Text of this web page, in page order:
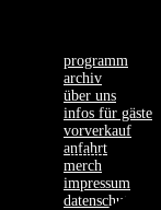
programm
archiv
über uns
infos für gäste
vorverkauf
anfahrt
merch
impressum
datenschutz
1 Veranstaltung found.